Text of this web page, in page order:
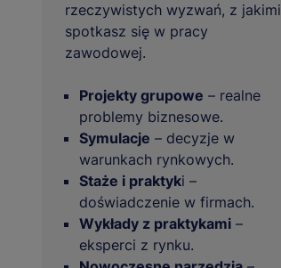
rzeczywistych wyzwań, z jakimi
spotkasz się w pracy
zawodowej.
Projekty grupowe – realne
problemy biznesowe.
Symulacje – decyzje w
warunkach rynkowych.
Staże i praktyki –
doświadczenie w firmach.
Wykłady z praktykami –
eksperci z rynku.